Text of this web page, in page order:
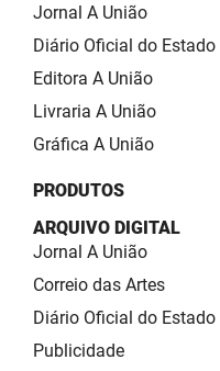
SUDEMA
SUPLAN
Jornal A União
Diário Oficial do Estado
Editora A União
Livraria A União
Gráfica A União
PRODUTOS
ARQUIVO DIGITAL
Jornal A União
Correio das Artes
Diário Oficial do Estado
Publicidade